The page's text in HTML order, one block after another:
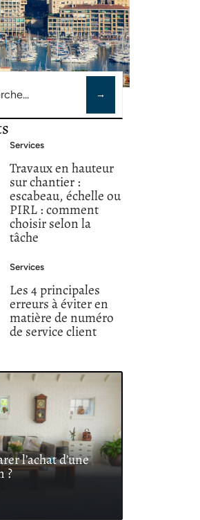
Services
Travaux en hauteur
sur chantier :
escabeau, échelle ou
PIRL : comment
choisir selon la
tâche
Services
Les 4 principales
erreurs à éviter en
matière de numéro
de service client
l’achat d’une
?